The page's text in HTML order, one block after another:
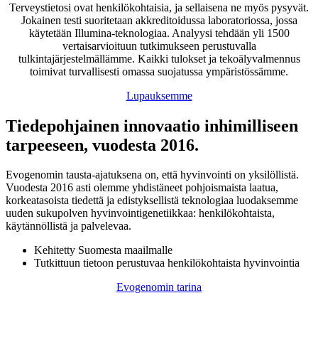
Terveystietosi ovat henkilökohtaisia, ja sellaisena ne myös pysyvät.
Jokainen testi suoritetaan akkreditoidussa laboratoriossa, jossa
käytetään Illumina-teknologiaa. Analyysi tehdään yli 1500
vertaisarvioituun tutkimukseen perustuvalla
tulkintajärjestelmällämme. Kaikki tulokset ja tekoälyvalmennus
toimivat turvallisesti omassa suojatussa ympäristössämme.
Lupauksemme
Tiedepohjainen innovaatio inhimilliseen
tarpeeseen, vuodesta 2016.
Evogenomin tausta-ajatuksena on, että hyvinvointi on yksilöllistä.
Vuodesta 2016 asti olemme yhdistäneet pohjoismaista laatua,
korkeatasoista tiedettä ja edistyksellistä teknologiaa luodaksemme
uuden sukupolven hyvinvointigenetiikkaa: henkilökohtaista,
käytännöllistä ja palvelevaa.
Kehitetty Suomesta maailmalle
Tutkittuun tietoon perustuvaa henkilökohtaista hyvinvointia
Evogenomin tarina